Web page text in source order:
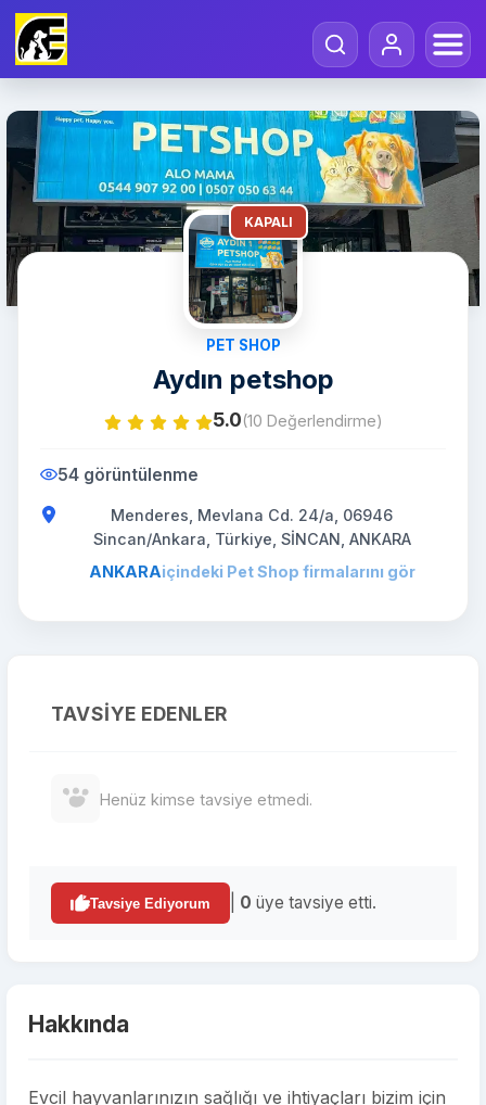
KAPALI
PET SHOP
Aydın petshop
5.0(10 Değerlendirme)
54 görüntülenme
Menderes, Mevlana Cd. 24/a, 06946
Sincan/Ankara, Türkiye, SİNCAN, ANKARA
ANKARAiçindeki Pet Shop firmalarını gör
TAVSIYE EDENLER
Henüz kimse tavsiye etmedi.
Tavsiye Ediyorum 0 üye tavsiye etti.
Hakkında
Evcil hayvanlarınızın sağlığı ve ihtiyaçları bizim için